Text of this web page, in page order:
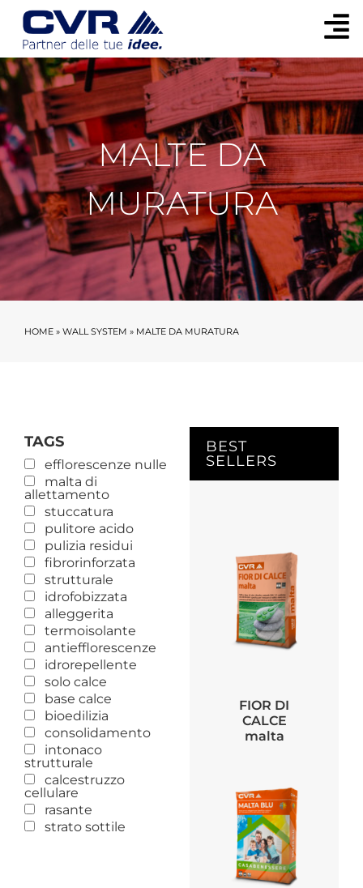
MALTE DA
MURATURA
HOME » WALL SYSTEM » MALTE DA MURATURA
TAGS
efflorescenze nulle
malta di
allettamento
stuccatura
pulitore acido
pulizia residui
fibrorinforzata
strutturale
idrofobizzata
alleggerita
termoisolante
antiefflorescenze
idrorepellente
solo calce
base calce
bioedilizia
consolidamento
intonaco
strutturale
calcestruzzo
cellulare
rasante
strato sottile
BEST
SELLERS
FIOR DI
CALCE
malta